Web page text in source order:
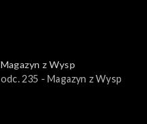
Magazyn z Wysp
odc. 235 - Magazyn z Wysp